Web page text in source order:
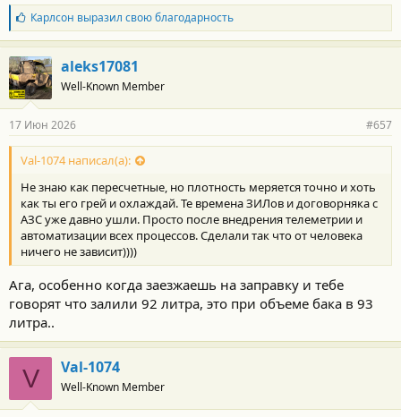
Б
л
а
г
о
д
а
н
о
с
и
:
Карлсон выразил свою благодарность
aleks17081
Well-Known Member
17 Июн 2026 #657
Val-1074 написал(а):
Не знаю как пересчетные, но плотность меряется точно и хоть
как ты его грей и охлаждай. Те времена ЗИЛов и договорняка с
АЗС уже давно ушли. Просто после внедрения телеметрии и
автоматизации всех процессов. Сделали так что от человека
ничего не зависит))))
Ага, особенно когда заезжаешь на заправку и тебе
говорят что залили 92 литра, это при объеме бака в 93
литра..
V Val-1074
Well-Known Member